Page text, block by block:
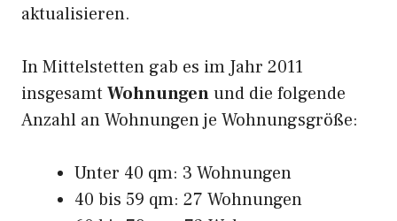
aktualisieren.
In Mittelstetten gab es im Jahr 2011
insgesamt Wohnungenund die folgende
Anzahl an Wohnungen je Wohnungsgröße:
Unter 40 qm: 3 Wohnungen
40 bis 59 qm: 27 Wohnungen